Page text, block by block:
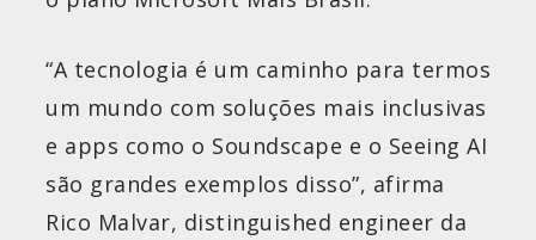
“A tecnologia é um caminho para termos
um mundo com soluções mais inclusivas
e apps como o Soundscape e o Seeing AI
são grandes exemplos disso”, afirma
Rico Malvar, distinguished engineer da